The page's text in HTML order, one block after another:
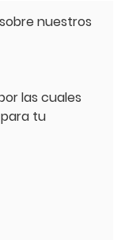
nuestros
las cuales
para tu